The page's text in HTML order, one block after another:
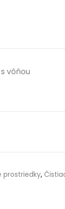
vôňou
prostriedky,